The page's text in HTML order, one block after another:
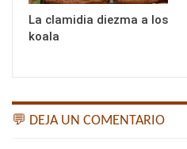
La clamidia diezma a los
koala
💬 DEJA UN COMENTARIO